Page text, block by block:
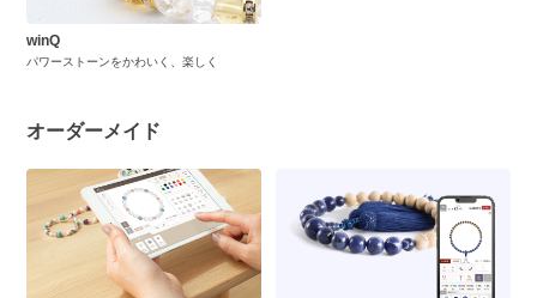
winQ
パワーストーンをかわいく、楽しく
オーダーメイド